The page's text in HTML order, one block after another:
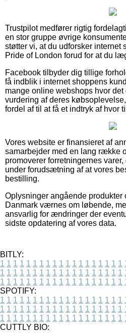
Trustpilot medfører rigtig
en stor gruppe øvrige
støtter vi, at du udforsker internet
Pride of London forud for at du
Facebook tilbyder dig tillige
få indblik i internet shoppens
mange online webshops hvor
vurdering af deres
fordel af til at få et indtryk af hvor
Vores website er finansieret af
samarbejder med en lang række
promoverer forretningernes
under forudsætning af at vores
bestilling.
Oplysninger angående produkter
Danmark værnes om løbende,
ansvarlig for ændringer der
sidste opdatering af vores data.
BITLY:
1 1 1 1 1 1 1 1 1 1 1 1 1 1 1 1 1 1 1
1 1 1 1 1 1 1 1 1 1 1 1 1 1 1 1 1 1 1
1 1 1 1 1 1 1 1 1 1 1 1 1 1 1 1 1 1 1
SPOTIFY:
1 1 1 1 1 1 1 1 1 1 1 1 1 1 1 1 1 1 1
1 1 1 1 1 1 1 1 1 1 1 1 1 1 1 1 1 1 1
1 1 1 1 1 1 1 1 1 1 1 1 1 1 1 1 1 1 1
CUTTLY BIO: